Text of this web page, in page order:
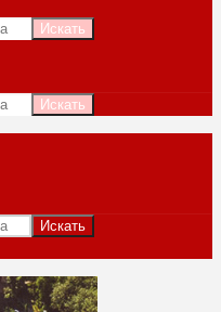
Искать
Искать
Искать